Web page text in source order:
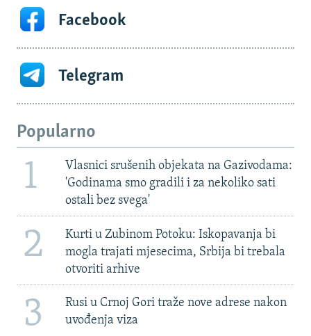
Facebook
Telegram
Popularno
1
Vlasnici srušenih objekata na Gazivodama:
'Godinama smo gradili i za nekoliko sati
ostali bez svega'
2
Kurti u Zubinom Potoku: Iskopavanja bi
mogla trajati mjesecima, Srbija bi trebala
otvoriti arhive
3
Rusi u Crnoj Gori traže nove adrese nakon
uvođenja viza